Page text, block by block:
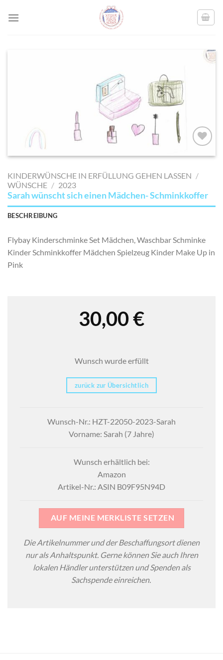
AUF MEINE
SETZEN
KINDERWÜNSCHE IN ERFÜLLUNG GEHEN LASSEN /
WÜNSCHE / 2023
Sarah wünscht sich einen Mädchen- Schminkkoffer
BESCHREIBUNG
Flybay Kinderschminke Set Mädchen, Waschbar Schminke
Kinder Schminkkoffer Mädchen Spielzeug Kinder Make Up in
Pink
30,00€
Wunsch wurde erfüllt
zurück zur Übersichtlich
Wunsch-Nr.: HZT-22050-2023-Sarah
Vorname: Sarah (7 Jahre)
Wunsch erhältlich bei:
Amazon
Artikel-Nr.: ASIN B09F95N94D
AUF MEINE MERKLISTE SETZEN
Die Artikelnummer und der Beschaffungsort dienen
nur als Anhaltspunkt. Gerne können Sie auch Ihren
lokalen Händler unterstützen und Spenden als
Sachspende einreichen.